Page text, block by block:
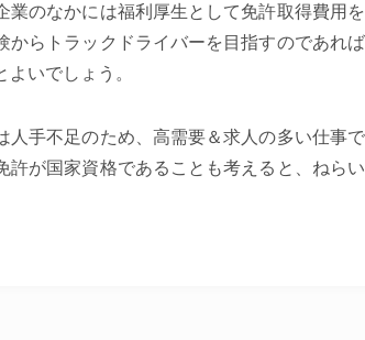
業のなかには福利厚生として免許取得費用
からトラックドライバーを目指すのであれ
いでしょう。
人手不足のため、高需要＆求人の多い仕事
許が国家資格であることも考えると、ねら